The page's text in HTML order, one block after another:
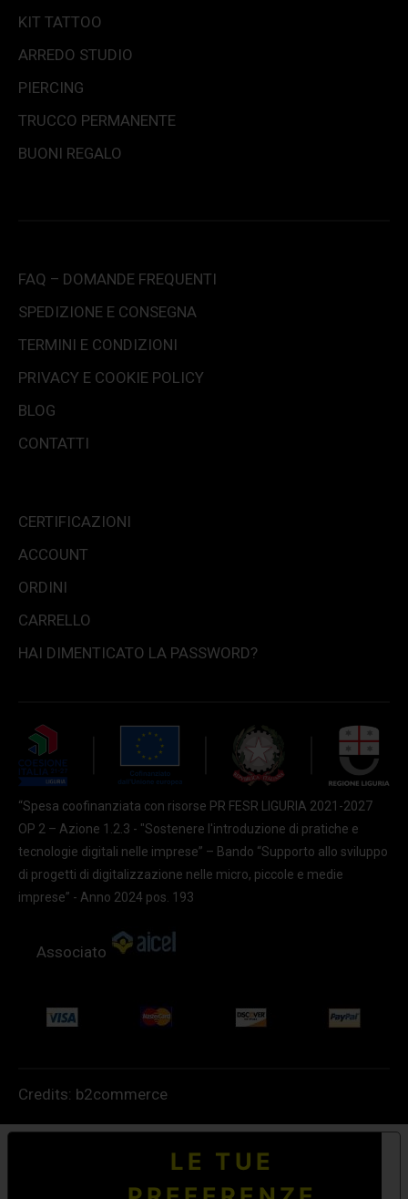
KIT TATTOO
ARREDO STUDIO
PIERCING
TRUCCO PERMANENTE
BUONI REGALO
FAQ – DOMANDE FREQUENTI
SPEDIZIONE E CONSEGNA
TERMINI E CONDIZIONI
PRIVACY E COOKIE POLICY
BLOG
CONTATTI
CERTIFICAZIONI
ACCOUNT
ORDINI
CARRELLO
HAI DIMENTICATO LA PASSWORD?
“Spesa coofinanziata con risorse PR FESR LIGURIA 2021-2027
OP 2 – Azione 1.2.3 - "Sostenere l'introduzione di pratiche e
tecnologie digitali nelle imprese” – Bando “Supporto allo sviluppo
di progetti di digitalizzazione nelle micro, piccole e medie
imprese” - Anno 2024 pos. 193
Associato
Credits: b2commerce
LE TUE